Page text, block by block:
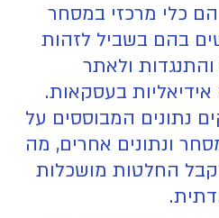
הם כלי מרכזי במסחר
בהם בשביל לזהות
ולאתר
אידיאליות בעסקאות.
נתונים המבוססים על
ונתונים אחרים, מה
החלטות מושכלות